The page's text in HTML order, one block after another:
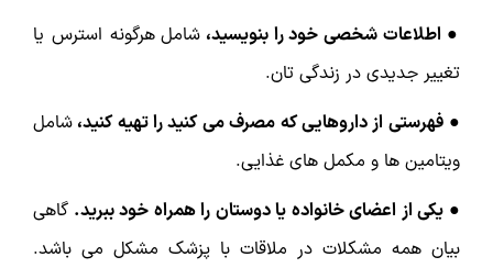
● اطلاعات شخصی خود را بنویسید،شامل هرگونه استرس یا
تغییر جدیدی در زندگی تان.
● فهرستی از داروهایی که مصرف می کنید را تهیه کنید، شامل
ویتامین ها و مکمل های غذایی.
● یکی از اعضای خانواده یا دوستان را همراه خود ببرید. گاهی
بیان همه مشکلات در ملاقات با پزشک مشکل می باشد.